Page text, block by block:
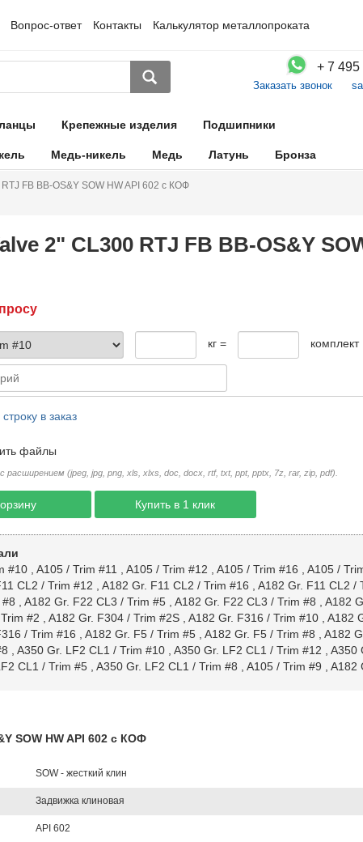
Вопрос-ответ Контакты Калькулятор металлопроката
+ 7 495
Заказать звонок
Крепежные изделия Подшипники
Медь-никель Медь Латунь Бронза
FB BB-OS&Y SOW HW API 602 с КОФ
2" CL300 RTJ FB BB-OS&Y
кг = комплект
в заказ
файлы
(jpeg, jpg, png, xls, xlxs, doc, docx, rtf, txt, ppt, pptx, 7z, rar, zip, pdf).
Купить в 1 клик
#10, A105 / Trim #11 A105 / Trim #12 A105 / Trim #16 A105 /
CL2 / Trim #12
A182 Gr. F11 CL2 / Trim #16 A182 Gr. F11 CL2 /
A182 Gr. F22 CL3 / Trim #5, A182 Gr. F22 CL3 / Trim #8 A182
#2
A182 Gr. F304 / Trim #2S, A182 Gr. F316 / Trim #10, A182
/ Trim #16
A182 Gr. F5 / Trim #5, A182 Gr. F5 / Trim #8 A182
A350 Gr. LF2 CL1 / Trim #10, A350 Gr. LF2 CL1 / Trim #12 A350
CL1 / Trim #5, A350 Gr. LF2 CL1 / Trim #8 A105 / Trim #9 A182
SOW HW API 602 с КОФ
SOW - жесткий клин
Задвижка клиновая
API 602